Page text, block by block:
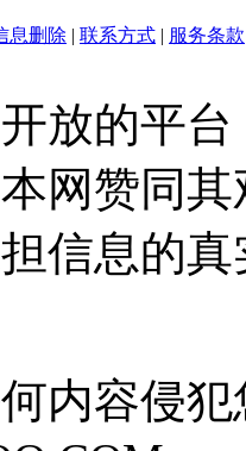
息删除 | 联系方式 | 服务条款
放的平
网赞同
信息的
内容侵